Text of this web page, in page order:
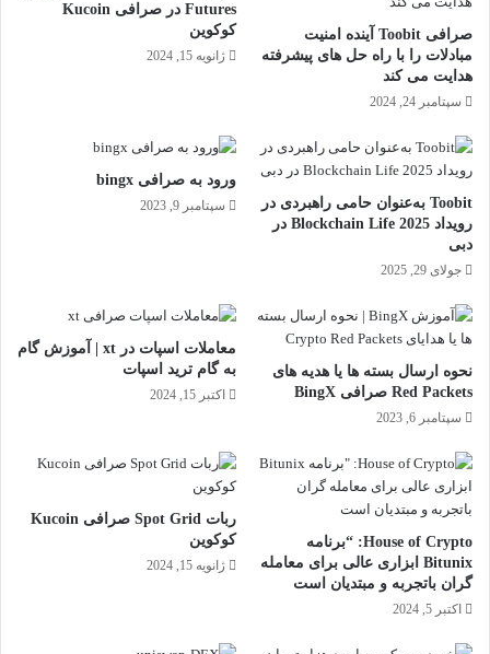
صرافی Toobit آینده امنیت
مبادلات را با راه حل ھای پیشرفته
ھدایت می کند
سپتامبر 24, 2024
Futures در صرافی Kucoin
کوکوین
ژانویه 15, 2024
Toobit به‌عنوان حامی راهبردی در
رویداد Blockchain Life 2025 در
دبی
جولای 29, 2025
ورود به صرافی bingx
سپتامبر 9, 2023
نحوه ارسال بسته‌ ها یا هدیه های
Red Packets صرافی BingX
سپتامبر 6, 2023
معاملات اسپات در xt | آموزش گام
به گام ترید اسپات
اکتبر 15, 2024
House of Crypto: “برنامه
Bitunix ابزاری عالی برای معامله
گران باتجربه و مبتدیان است
اکتبر 5, 2024
ربات Spot Grid صرافی Kucoin
کوکوین
ژانویه 15, 2024